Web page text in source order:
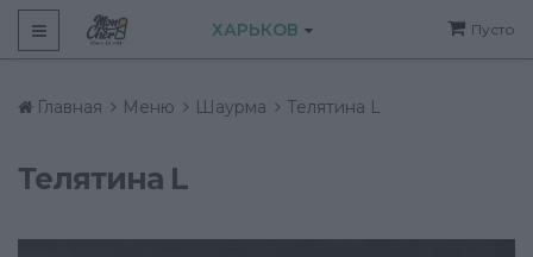
ХАРЬКОВ Пусто
Главная Меню Шаурма Телятина L
Телятина L